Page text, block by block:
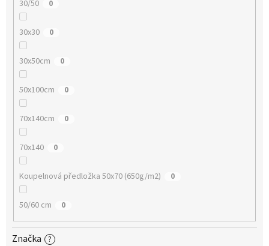
30/50 0
30x30 0
30x50cm 0
50x100cm 0
70x140cm 0
70x140 0
Koupelnová předložka 50x70 (650g/m2) 0
50/60 cm 0
Značka ?